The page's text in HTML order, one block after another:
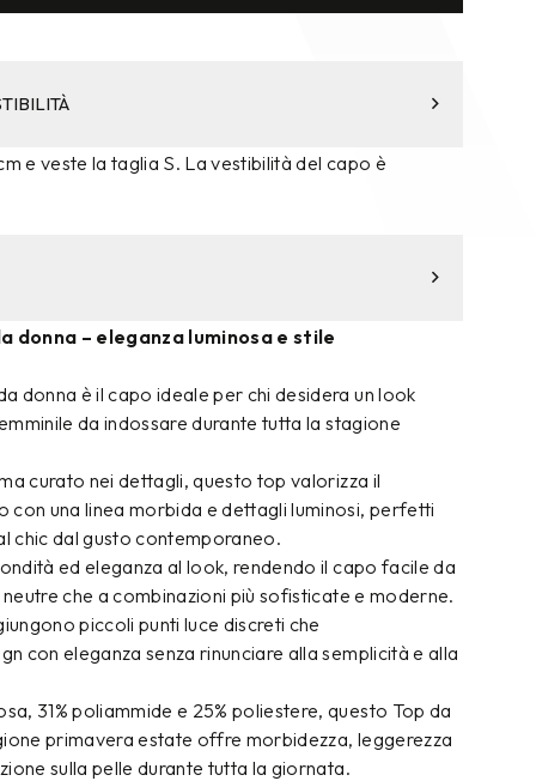
e veste la taglia S. La vestibilità del capo è
donna – eleganza luminosa e stile
donna è il capo ideale per chi desidera un look
da indossare durante tutta la stagione
curato nei dettagli, questo top valorizza il
con una linea morbida e dettagli luminosi, perfetti
chic dal gusto contemporaneo.
ed eleganza al look, rendendo il capo facile da
che a combinazioni più sofisticate e moderne.
piccoli punti luce discreti che
con eleganza senza rinunciare alla semplicità e alla
31% poliammide e 25% poliestere, questo Top da
primavera estate offre morbidezza, leggerezza
sulla pelle durante tutta la giornata.